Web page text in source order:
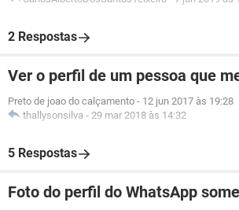
2 Respostas
Ver o perfil de um pessoa que
Preto de joao do calçamento - 12 jun 2017 às 19:28
thallysonsilva - 29 mar 2018 às 14:32
5 Respostas
Foto do perfil do WhatsApp some